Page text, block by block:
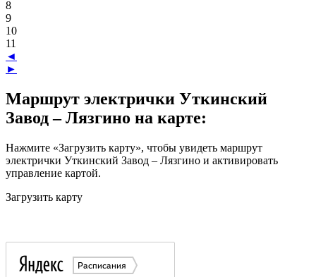
8
9
10
11
◄
►
Маршрут электрички Уткинский
Завод – Лязгино на карте:
Нажмите «Загрузить карту», чтобы увидеть маршрут
электрички Уткинский Завод – Лязгино и активировать
управление картой.
Загрузить карту